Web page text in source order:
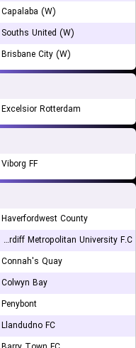
Capalaba (W)
Souths United (W)
Brisbane City (W)
Excelsior Rotterdam
Viborg FF
Haverfordwest County
Cardiff Metropolitan University F.C.
Connah's Quay
Colwyn Bay
Penybont
Llandudno FC